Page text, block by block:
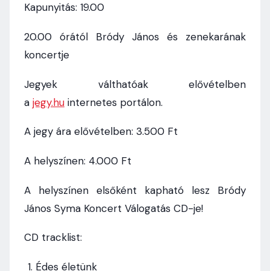
Kapunyitás: 19.00
20.00 órától Bródy János és zenekarának
koncertje
Jegyek válthatóak elővételben
a jegy.hu internetes portálon.
A jegy ára elővételben: 3.500 Ft
A helyszínen: 4.000 Ft
A helyszínen elsőként kapható lesz Bródy
János Syma Koncert Válogatás CD-je!
CD tracklist:
Édes életünk